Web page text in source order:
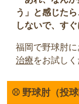
う」と感じた
しないで、す
福岡で野球肘に
治療をお試しく
⚾ 野球肘（投